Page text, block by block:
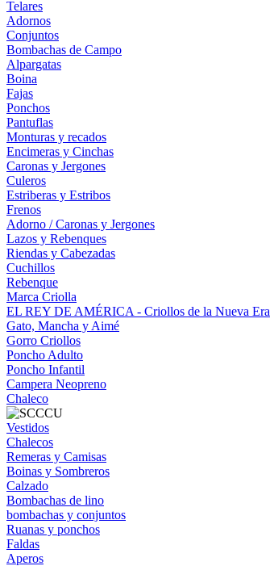
Telares
Adornos
Conjuntos
Bombachas de Campo
Alpargatas
Boina
Fajas
Ponchos
Pantuflas
Monturas y recados
Encimeras y Cinchas
Caronas y Jergones
Culeros
Estriberas y Estribos
Frenos
Adorno / Caronas y Jergones
Lazos y Rebenques
Riendas y Cabezadas
Cuchillos
Rebenque
Marca Criolla
EL REY DE AMÉRICA - Criollos de la Nueva Era
Gato, Mancha y Aimé
Gorro Criollos
Poncho Adulto
Poncho Infantil
Campera Neopreno
Chaleco
Vestidos
Chalecos
Remeras y Camisas
Boinas y Sombreros
Calzado
Bombachas de lino
bombachas y conjuntos
Ruanas y ponchos
Faldas
Aperos